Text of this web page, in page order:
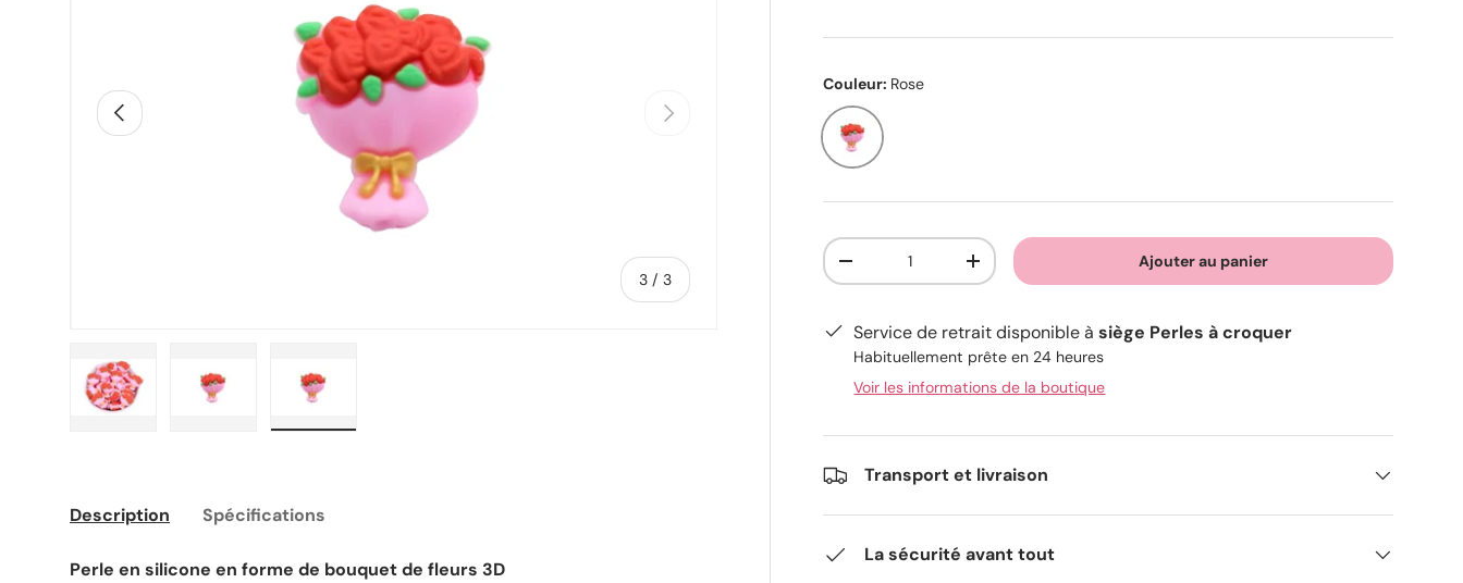
Précédent
3 /de
3
Suivant
Couleur: Rose
Rose
Qté
-
+ Ajouter au panier
Service de retrait disponible àsiège Perles à croquer
Habituellement prête en 24 heures
Voir les informations de la boutique
Transport et livraison
La sécurité avant tout
Description Spécifications
Perle en silicone en forme de bouquet de fleurs 3D